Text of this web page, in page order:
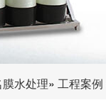
水处理» 工程案例